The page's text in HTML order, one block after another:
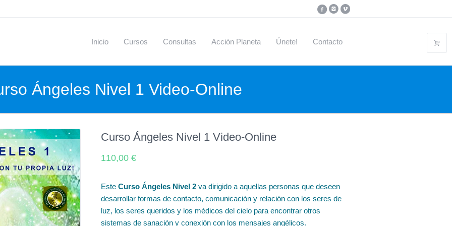
Inicio Cursos Consultas Acción Planeta Únete! Contacto
Ángeles Nivel 1 Video-Online
Curso Ángeles Nivel 1 Video-Online
110,00€
EsteCurso Ángeles Nivel 2 va dirigido a aquellas personas que deseen
desarrollar formas de contacto, comunicación y relación con los seres de
luz, los seres queridos y los médicos del cielo para encontrar otros
sistemas de sanación y conexión con los mensajes angélicos.